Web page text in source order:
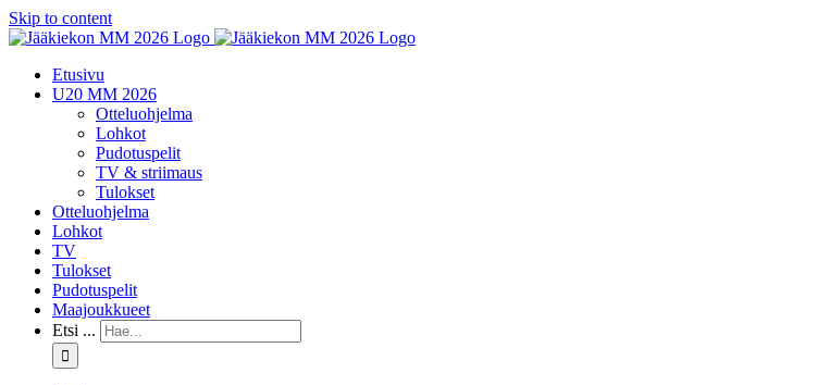
Skip to content
Etusivu
U20 MM 2026
Otteluohjelma
Lohkot
Pudotuspelit
TV & striimaus
Tulokset
Otteluohjelma
Lohkot
TV
Tulokset
Pudotuspelit
Maajoukkueet
Etsi ...